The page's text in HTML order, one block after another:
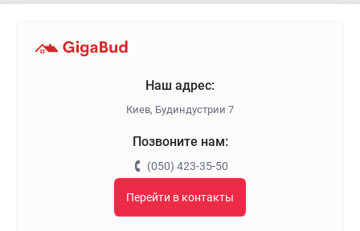
Наш адрес:
Киев, Будиндустрии 7
Позвоните нам:
(050) 423-35-50
Перейти в контакты